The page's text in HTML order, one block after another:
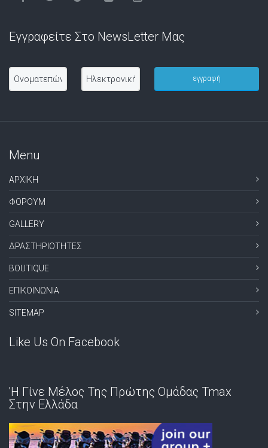
Εγγραφείτε Στο NewsLetter Μας
Menu
ΑΡΧΙΚΗ
ΦΟΡΟΥΜ
GALLERY
ΔΡΑΣΤΗΡΙΟΤΗΤΕΣ
BOUTIQUE
ΕΠΙΚΟΙΝΩΝΙΑ
SITEMAP
Like Us On Facebook
'Η Γίνε Μέλος Της Πρώτης Ομάδας Tmax
Στην Ελλάδα